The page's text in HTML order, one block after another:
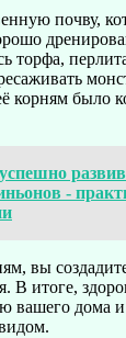
почву,
торфа,
корням было
-
вы
В итоге,
вашего дома и